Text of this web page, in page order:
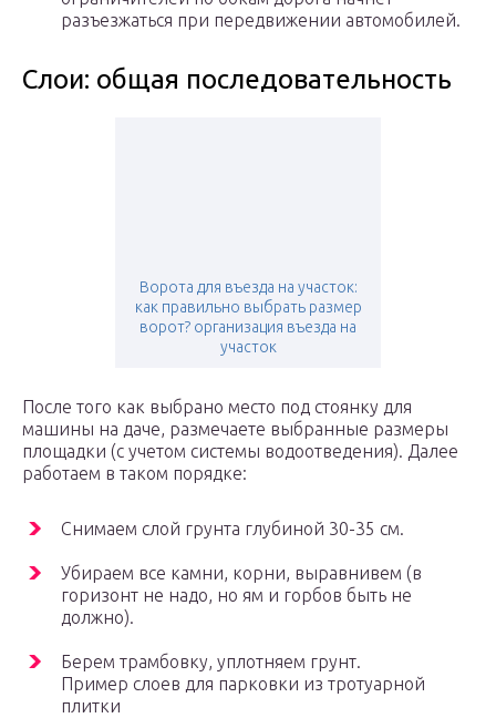
разъезжаться при передвижении автомобилей.
Слои: общая последовательность
Ворота для въезда на участок:
как правильно выбрать размер
ворот? организация въезда на
участок
После того как выбрано место под стоянку для
машины на даче, размечаете выбранные размеры
площадки (с учетом системы водоотведения). Далее
работаем в таком порядке:
Снимаем слой грунта глубиной 30-35 см.
Убираем все камни, корни, выравнивем (в
горизонт не надо, но ям и горбов быть не
должно).
Берем трамбовку, уплотняем грунт.
Пример слоев для парковки из тротуарной
плитки